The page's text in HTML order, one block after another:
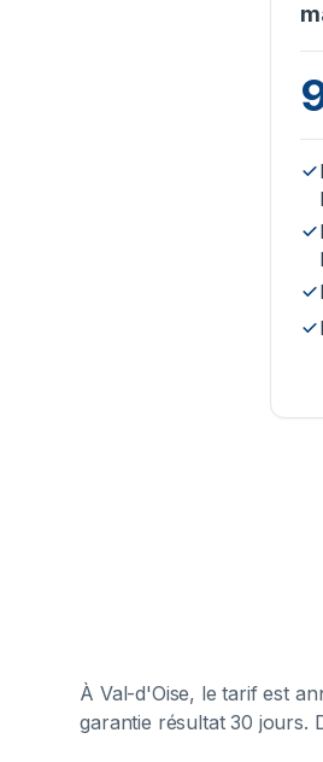
À Val-d'Oise, le tarif est
garantie résultat 30 jours.